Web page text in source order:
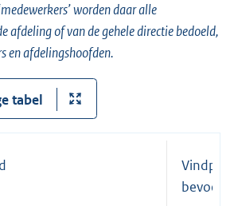
worden daar alle
afdeling of van de gehele directie bedoeld,
en afdelingshoofden.
tabel